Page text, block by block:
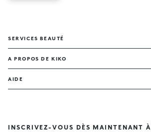
SERVICES BEAUTÉ
A PROPOS DE KIKO
AIDE
INSCRIVEZ-VOUS DÈS MAINTENANT À